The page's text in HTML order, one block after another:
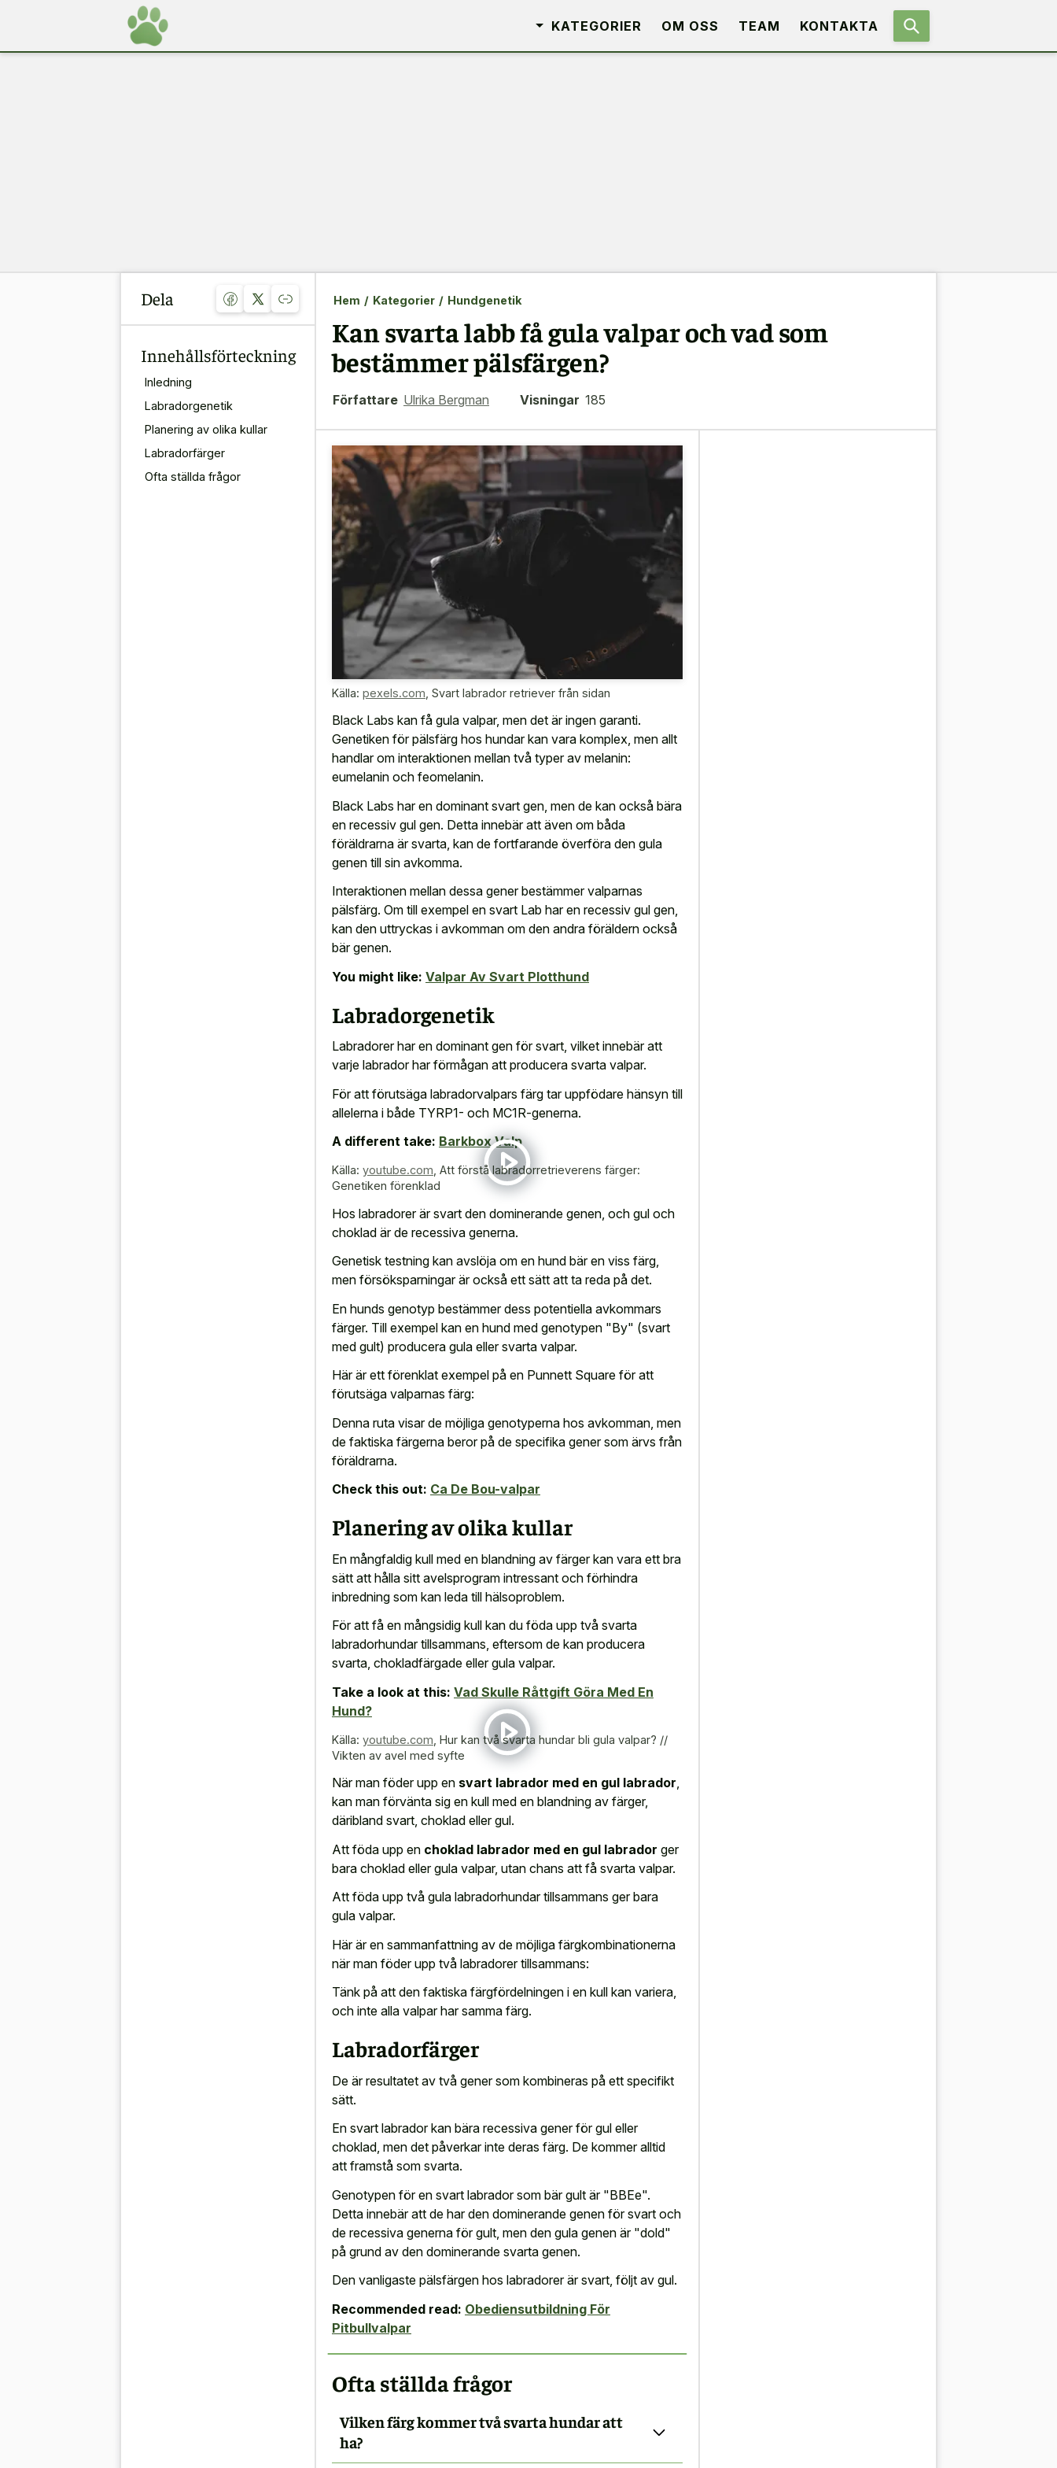
KATEGORIER OM OSS TEAM KONTAKTA
Dela
Innehållsförteckning
Inledning
Labradorgenetik
Planering av olika kullar
Labradorfärger
Ofta ställda frågor
Hem / Kategorier / Hundgenetik
Kan svarta labb få gula valpar och vad som
bestämmer pälsfärgen?
Författare Ulrika Bergman Visningar 185
Källa: pexels.com Svart labrador retriever från sidan
Black Labs kan få gula valpar, men det är ingen garanti.
Genetiken för pälsfärg hos hundar kan vara komplex, men allt
handlar om interaktionen mellan två typer av melanin:
eumelanin och feomelanin.
Black Labs har en dominant svart gen, men de kan också bära
en recessiv gul gen. Detta innebär att även om båda
föräldrarna är svarta, kan de fortfarande överföra den gula
genen till sin avkomma.
Interaktionen mellan dessa gener bestämmer valparnas
pälsfärg. Om till exempel en svart Lab har en recessiv gul gen,
kan den uttryckas i avkomman om den andra föräldern också
bär genen.
You might like: Valpar Av Svart Plotthund
Labradorgenetik
Labradorer har en dominant gen för svart, vilket innebär att
varje labrador har förmågan att producera svarta valpar.
För att förutsäga labradorvalpars färg tar uppfödare hänsyn till
allelerna i både TYRP1- och MC1R-generna.
A different take: Barkbox Valp
Källa: youtube.com Att förstå labradorretrieverens färger:
Genetiken förenklad
Hos labradorer är svart den dominerande genen, och gul och
choklad är de recessiva generna.
Genetisk testning kan avslöja om en hund bär en viss färg,
men försöksparningar är också ett sätt att ta reda på det.
En hunds genotyp bestämmer dess potentiella avkommars
färger. Till exempel kan en hund med genotypen "By" (svart
med gult) producera gula eller svarta valpar.
Här är ett förenklat exempel på en Punnett Square för att
förutsäga valparnas färg:
Denna ruta visar de möjliga genotyperna hos avkomman, men
de faktiska färgerna beror på de specifika gener som ärvs från
föräldrarna.
Check this out: Ca De Bou-valpar
Planering av olika kullar
En mångfaldig kull med en blandning av färger kan vara ett bra
sätt att hålla sitt avelsprogram intressant och förhindra
inbredning som kan leda till hälsoproblem.
För att få en mångsidig kull kan du föda upp två svarta
labradorhundar tillsammans, eftersom de kan producera
svarta, chokladfärgade eller gula valpar.
Take a look at this: Vad Skulle Råttgift Göra Med En
Hund?
Källa: youtube.com Hur kan två svarta hundar bli gula valpar? //
Vikten av avel med syfte
När man föder upp en svart labrador med en gul labrador,
kan man förvänta sig en kull med en blandning av färger,
däribland svart, choklad eller gul.
Att föda upp en choklad labrador med en gul labrador ger
bara choklad eller gula valpar, utan chans att få svarta valpar.
Att föda upp två gula labradorhundar tillsammans ger bara
gula valpar.
Här är en sammanfattning av de möjliga färgkombinationerna
när man föder upp två labradorer tillsammans:
Tänk på att den faktiska färgfördelningen i en kull kan variera,
och inte alla valpar har samma färg.
Labradorfärger
De är resultatet av två gener som kombineras på ett specifikt
sätt.
En svart labrador kan bära recessiva gener för gul eller
choklad, men det påverkar inte deras färg. De kommer alltid
att framstå som svarta.
Genotypen för en svart labrador som bär gult är "BBEe".
Detta innebär att de har den dominerande genen för svart och
de recessiva generna för gult, men den gula genen är "dold"
på grund av den dominerande svarta genen.
Den vanligaste pälsfärgen hos labradorer är svart, följt av gul.
Recommended read: Obediensutbildning För
Pitbullvalpar
Ofta ställda frågor
Vilken färg kommer två svarta hundar att
ha?